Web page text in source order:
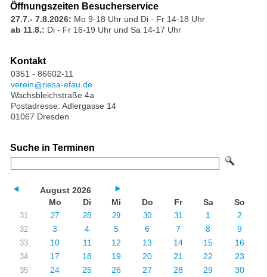
Öffnungszeiten Besucherservice
27.7.- 7.8.2026: Mo 9-18 Uhr und Di - Fr 14-18 Uhr
ab 11.8.: Di - Fr 16-19 Uhr und Sa 14-17 Uhr
Kontakt
0351 - 86602-11
verein
riesa-efau.de
Wachsbleichstraße 4a
Postadresse: Adlergasse 14
01067 Dresden
Suche in Terminen
August 2026
Mo
Di Mi Do Fr Sa So
31 27 28 29 30 31 1 2
32 3 4 5 6 7 8 9
33 10 11 12 13 14 15 16
34 17 18 19 20 21 22 23
35 24 25 26 27 28 29 30